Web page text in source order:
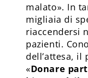
malato». In
migliaia di
riaccendersi
pazienti.
dell’attesa, il
«Donare